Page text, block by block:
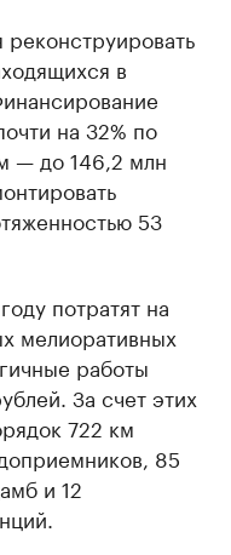
в
на 32% по
— до 146,2 млн
53
потратят на
мелиоративных
работы
За счет этих
722 км
85
и 12